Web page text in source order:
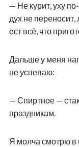
— Не курит, уху
дух не
ест всё, что
Дальше у меня
не успеваю:
— Спиртное —
праздникам.
Я молча смотрю в